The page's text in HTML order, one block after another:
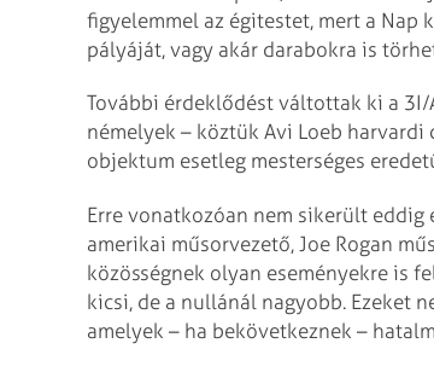
figyelemmel az égitestet, mert a
pályáját, vagy akár darabokra is
További érdeklődést váltottak ki a 3I/
némelyek – köztük Avi Loeb
objektum esetleg mesterséges
Erre vonatkozóan nem sikerült
amerikai műsorvezető, Joe Rogan
közösségnek olyan eseményekre is
kicsi, de a nullánál nagyobb. Ezeket
amelyek – ha bekövetkeznek –